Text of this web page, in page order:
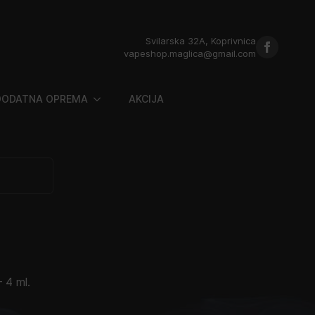
Svilarska 32A, Koprivnica
vapeshop.maglica@gmail.com
OPREMA AKCIJA
4 ml.